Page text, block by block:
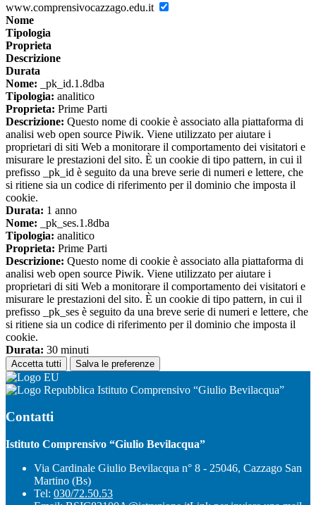
www.comprensivocazzago.edu.it
Nome
Tipologia
Proprieta
Descrizione
Durata
Nome: _pk_id.1.8dba
Tipologia: analitico
Proprieta: Prime Parti
Descrizione: Questo nome di cookie è associato alla piattaforma di
analisi web open source Piwik. Viene utilizzato per aiutare i
proprietari di siti Web a monitorare il comportamento dei visitatori e
misurare le prestazioni del sito. È un cookie di tipo pattern, in cui il
prefisso _pk_id è seguito da una breve serie di numeri e lettere, che
si ritiene sia un codice di riferimento per il dominio che imposta il
cookie.
Durata: 1 anno
Nome: _pk_ses.1.8dba
Tipologia: analitico
Proprieta: Prime Parti
Descrizione: Questo nome di cookie è associato alla piattaforma di
analisi web open source Piwik. Viene utilizzato per aiutare i
proprietari di siti Web a monitorare il comportamento dei visitatori e
misurare le prestazioni del sito. È un cookie di tipo pattern, in cui il
prefisso _pk_ses è seguito da una breve serie di numeri e lettere, che
si ritiene sia un codice di riferimento per il dominio che imposta il
cookie.
Durata: 30 minuti
Accetta tutti Salva le preferenze
Istituto Comprensivo “Giulio Bevilacqua”
Contatti
Istituto Comprensivo “Giulio Bevilacqua”
Via Cardinale Giulio Bevilacqua n° 8 - 25046, Cazzago San
Martino (Bs)
Tel: 030/72.50.53